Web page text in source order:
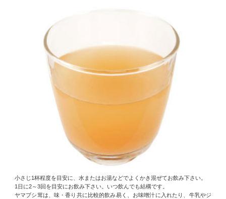
小さじ1杯程度を目安に、水またはお湯などでよくかき混ぜてお飲み下さい。
1日に2～3回を目安にお飲み下さい。いつ飲んでも結構です。
ヤマブシ茸は、味・香り共に比較的飲み易く、お味噌汁に入れたり、牛乳やジ